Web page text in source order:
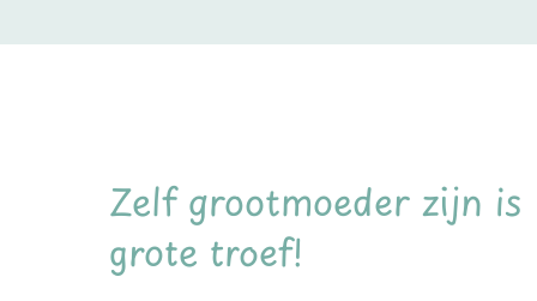
Zelf grootmoeder zijn is
grote troef!